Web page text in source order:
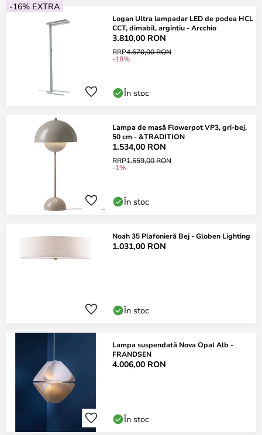
-16% EXTRA
Logan Ultra lampadar LED de podea HCL
CCT, dimabil, argintiu - Arcchio
3.810,00 RON
RRP4.670,00 RON
-18%
În stoc
Lampa de masă Flowerpot VP3, gri-bej,
50 cm - &TRADITION
1.534,00 RON
RRP1.559,00 RON
-1%
În stoc
Noah 35 Plafonieră Bej - Globen Lighting
1.031,00 RON
În stoc
Lampa suspendată Nova Opal Alb -
FRANDSEN
4.006,00 RON
În stoc